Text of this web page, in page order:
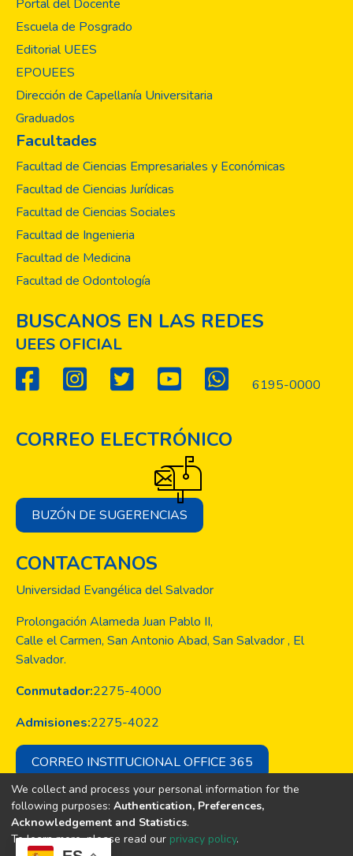
particular el sociodrama. Entre los
propósitos de este curso de valores
ayudar a los individuos a colaborar a la
creación de un ambiente de trabajo
las actividades cotidianas de los miembros
de la comunidad universitaria, administrar
en general a ser personas y profesionales
más felices y satisfechos viviendo los cinco
valores institucionales UEES: Integridad,
compromiso, excelencia, solidaridad y
descripción de la experiencia pedagógica en
el área de las tendencias educativas,
aplicación del aprendizaje vivencial en
modalidad virtual y, en particular del
Sociodrama para el aprendizaje e
Portal del Docente
Escuela de Posgrado
Editorial UEES
EPOUEES
Dirección de Capellanía Universitaria
Graduados
Facultades
Facultad de Ciencias Empresariales y Económicas
Facultad de Ciencias Jurídicas
Facultad de Ciencias Sociales
Facultad de Ingenieria
Facultad de Medicina
Facultad de Odontología
BUSCANOS EN LAS REDES
UEES OFICIAL
6195-0000
CORREO ELECTRÓNICO
BUZÓN DE SUGERENCIAS
CONTACTANOS
Universidad Evangélica del Salvador
Prolongación Alameda Juan Pablo II,
Calle el Carmen, San Antonio Abad, San Salvador , El
Salvador.
Conmutador:2275-4000
Admisiones:2275-4022
CORREO INSTITUCIONAL OFFICE 365
Copyright © Todos los derechos son
de la Universidad Evangélica de El
We collect and process your personal information for the
following purposes: Authentication, Preferences,
Acknowledgement and Statistics.
To learn more, please read our privacy policy.